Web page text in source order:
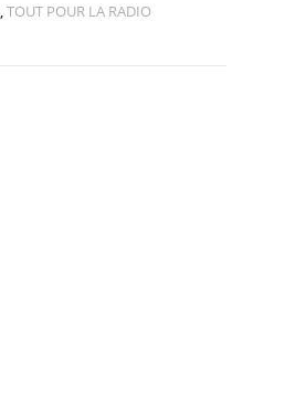
,TOUT POUR LA RADIO